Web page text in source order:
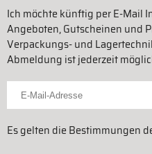
Ich möchte künftig per E-Mail
Angeboten, Gutscheinen und
Verpackungs- und
Abmeldung ist jederzeit
Für Newsletter anmelden
Es gelten die Bestimmungen